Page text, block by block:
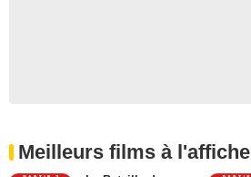
Meilleurs films à l'affiche